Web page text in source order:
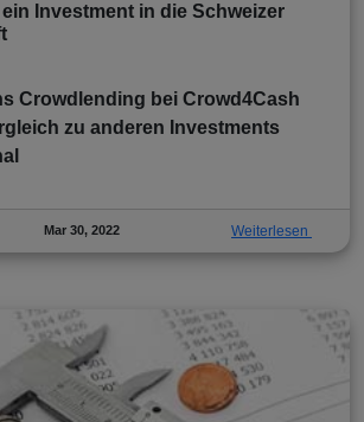
Investment in die Schweizer
Crowdlending bei Crowd4Cash
zu anderen Investments
Mar 30, 2022 Weiterlesen